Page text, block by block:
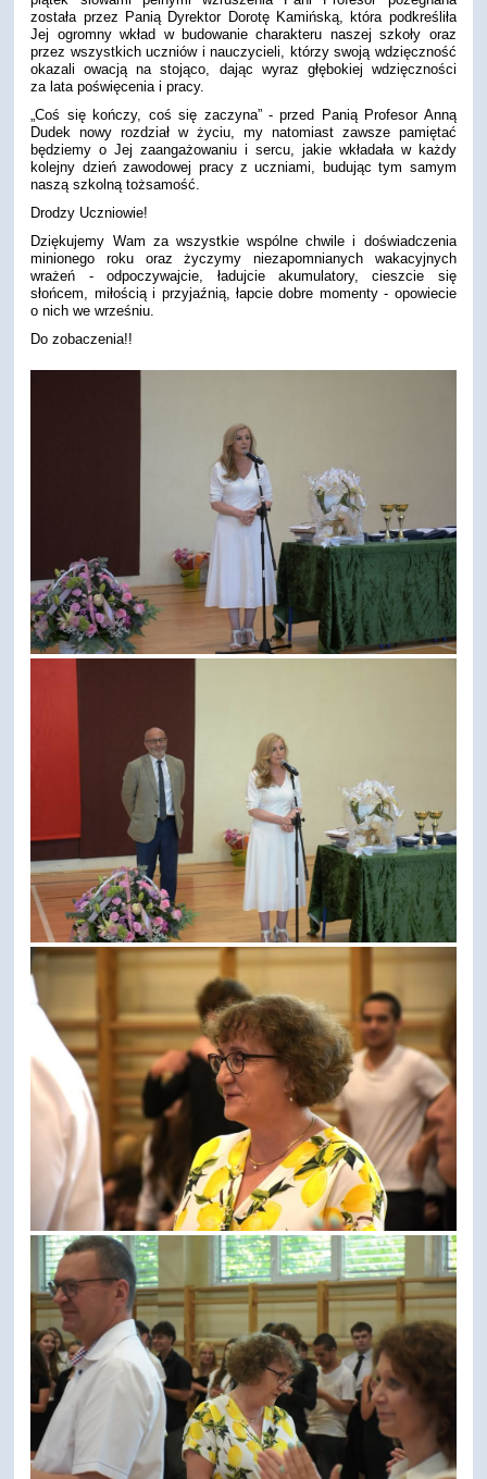
została przez Panią Dyrektor Dorotę Kamińską, która podkreśliła
Jej ogromny wkład w budowanie charakteru naszej szkoły oraz
przez wszystkich uczniów i nauczycieli, którzy swoją wdzięczność
okazali owacją na stojąco, dając wyraz głębokiej wdzięczności
za lata poświęcenia i pracy.
„Coś się kończy, coś się zaczyna” - przed Panią Profesor Anną
Dudek nowy rozdział w życiu, my natomiast zawsze pamiętać
będziemy o Jej zaangażowaniu i sercu, jakie wkładała w każdy
kolejny dzień zawodowej pracy z uczniami, budując tym samym
naszą szkolną tożsamość.
Drodzy Uczniowie!
Dziękujemy Wam za wszystkie wspólne chwile i doświadczenia
minionego roku oraz życzymy niezapomnianych wakacyjnych
wrażeń - odpoczywajcie, ładujcie akumulatory, cieszcie się
słońcem, miłością i przyjaźnią, łapcie dobre momenty - opowiecie
o nich we wrześniu.
Do zobaczenia!!